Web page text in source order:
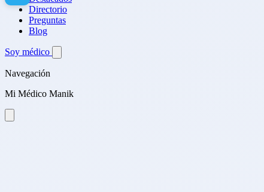
Directorio
Preguntas
Blog
Soy médico
Navegación
Mi Médico Manik